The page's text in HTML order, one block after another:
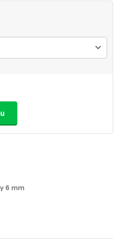
6 mm